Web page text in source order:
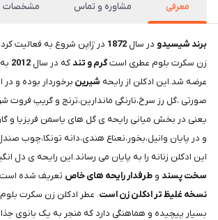
معرفی مشاوره و تماس مشخصات
برند شیسیدو در سال 1872 در ژاپن شروع به فعالیت
زن سکرت بلوم عطری استگرم و تند که در سال 2012
عرضه شد.این ادکلن از رایحه شیرین برخوردار بوده و در
صورتی ،گل رز سرخ،نارنگی ماندارین،ترنج و گریپ فروت
یعنی در بخش میانی رایحه ی گل های یاسمن فریزیا و
و در پایان وانیل،بخور،نعناع هندی،دانه تونکا،چوب
این ادکلن زنانه را به پایان می رساند.این رایحه ی دل
سخت پسند و طرفدار رایحه های خاص تعریف شده
نسخه غلیظ تر ادکلن زن است. عطر ادکلن زن سکرت
بسیار پیچیده و هماهنگی دارد که منجر به یک بانوی